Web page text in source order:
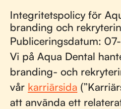
Integritetspolicy för
branding och
Publiceringsdatum:
Vi på Aqua Dental
branding- och
vår karriärsida
att använda ett